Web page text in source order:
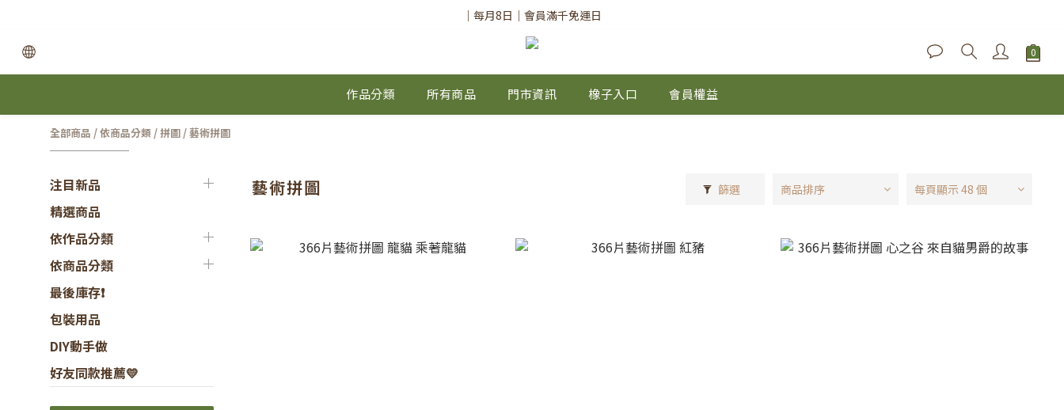
✨註冊會員請務必填寫「真實姓名」
｜每月8日｜會員滿千免運日
✨註冊會員請務必填寫「真實姓名」
作品分類 所有商品 門市資訊 橡子入口 會員權益
全部商品 /依商品分類 /拼圖 /藝術拼圖
注目新品
精選商品
依作品分類
依商品分類
最後庫存❗
包裝用品
DIY動手做
好友同款推薦💛
藝術拼圖 篩選 商品排序 每頁顯示 48 個